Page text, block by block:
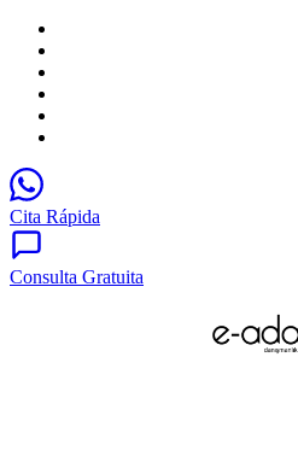
Cita Rápida
Consulta Gratuita